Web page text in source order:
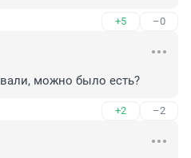
+5 –0
можно было есть?
+2 –2